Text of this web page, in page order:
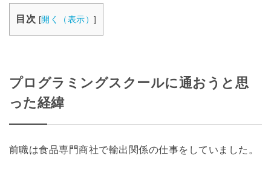
目次 [開く（表示）]
プログラミングスクールに通おうと思
った経緯
前職は食品専門商社で輸出関係の仕事をしていました。